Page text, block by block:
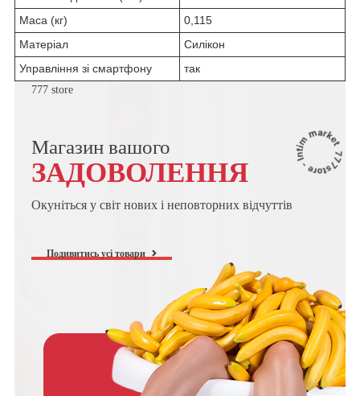
Маса (кг)
0,115
Матеріал
Силікон
Управління зі смартфону
так
777 store
Магазин вашого
ЗАДОВОЛЕННЯ
Окуніться у світ нових і неповторних відчуттів
Подивитись усі товари